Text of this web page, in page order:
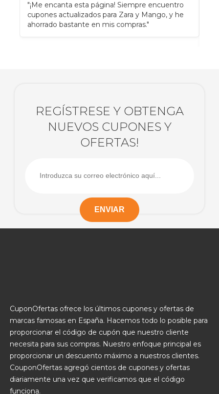
"¡Me encanta esta página! Siempre encuentro
cupones actualizados para Zara y Mango, y he
ahorrado bastante en mis compras."
REGÍSTRESE Y OBTENGA
NUEVOS CUPONES Y
OFERTAS!
CuponOfertas ofrece los últimos cupones y ofertas de
marcas famosas en España. Hacemos todo lo posible para
proporcionar el código de cupón que nuestro cliente
necesita para sus compras. Nuestro enfoque principal es
proporcionar un descuento máximo a nuestros clientes.
CouponOfertas agregó cientos de cupones y ofertas
diariamente una vez que verificamos que el código
funciona.